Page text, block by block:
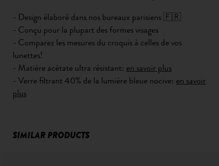
- Design élaboré dans nos bureaux parisiens 🇫🇷
- Conçu pour la plupart des formes visages
- Comparez les mesures du croquis à celles de vos
lunettes!
- Matière acétate ultra résistant: en savoir plus
- Verre filtrant 40% de la lumière bleue nocive: en savoir
plus
SIMILAR PRODUCTS